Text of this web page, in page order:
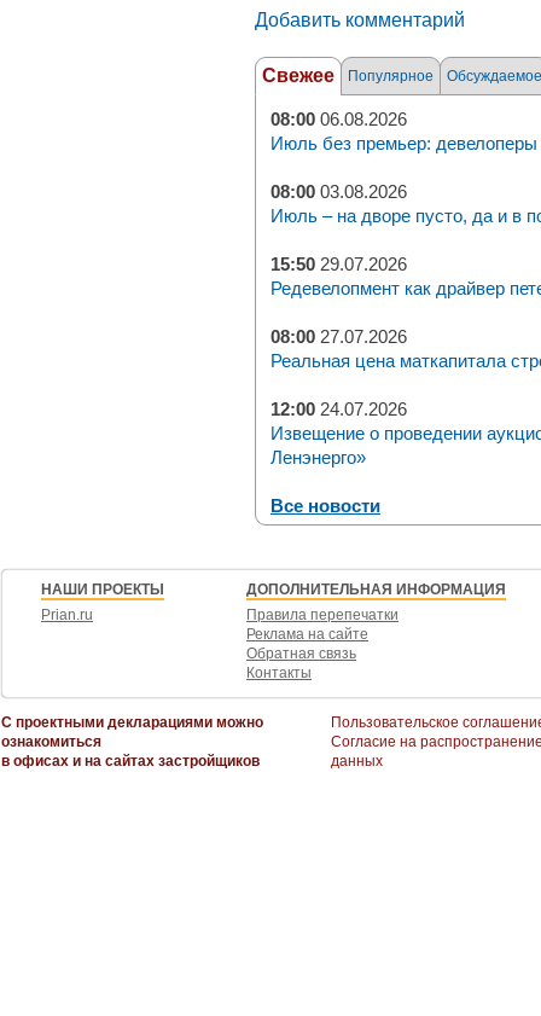
Добавить комментарий
Свежее Популярное Обсуждаемое
08:00 06.08.2026
Июль без премьер: девелоперы
08:00 03.08.2026
Июль – на дворе пусто, да и в
15:50 29.07.2026
Редевелопмент как драйвер
08:00 27.07.2026
Реальная цена маткапитала
12:00 24.07.2026
Извещение о проведении
Ленэнерго»
Все новости
НАШИ ПРОЕКТЫ
Prian.ru
ДОПОЛНИТЕЛЬНАЯ ИНФОРМАЦИЯ
Правила перепечатки
Реклама на сайте
Обратная связь
Контакты
С проектными декларациями можно
ознакомиться
в офисах и на сайтах застройщиков
Пользовательское
Согласие на
данных